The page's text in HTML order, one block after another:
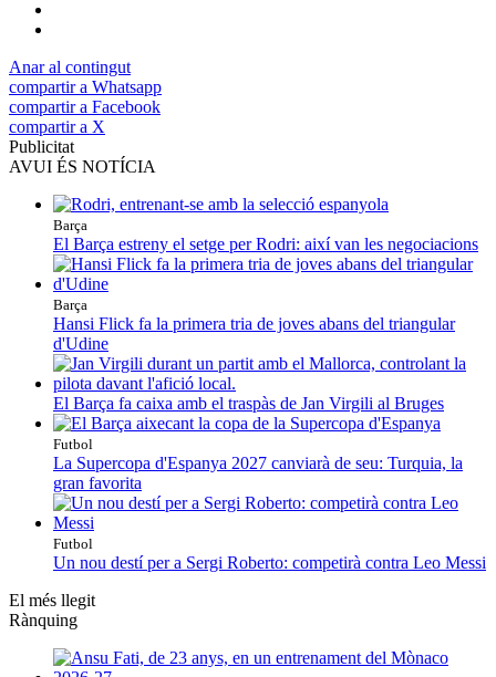
Anar al contingut
compartir a Whatsapp
compartir a Facebook
compartir a X
Publicitat
AVUI ÉS NOTÍCIA
Barça
El Barça estreny el setge per Rodri: així van les negociacions
Barça
Hansi Flick fa la primera tria de joves abans del triangular
d'Udine
El Barça fa caixa amb el traspàs de Jan Virgili al Bruges
Futbol
La Supercopa d'Espanya 2027 canviarà de seu: Turquia, la
gran favorita
Futbol
Un nou destí per a Sergi Roberto: competirà contra Leo Messi
El més llegit
Rànquing